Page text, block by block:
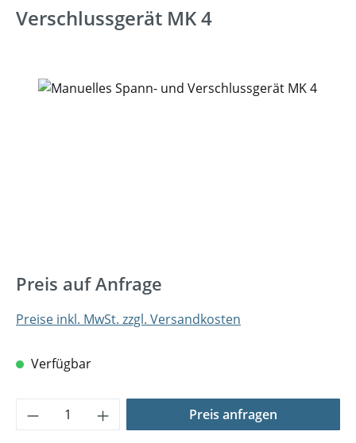
Verschlussgerät MK 4
Bildergalerie überspringen
Preis auf Anfrage
Preise inkl. MwSt. zzgl. Versandkosten
Verfügbar
Produkt Anzahl: Gib den gewünschten
Preis anfragen